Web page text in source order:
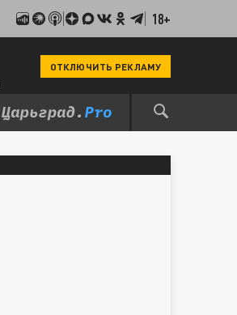
18+
ОТКЛЮЧИТЬ РЕКЛАМУ